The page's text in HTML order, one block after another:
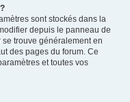
sont stockés dans la
depuis le panneau de
trouve généralement en
des pages du forum. Ce
et toutes vos